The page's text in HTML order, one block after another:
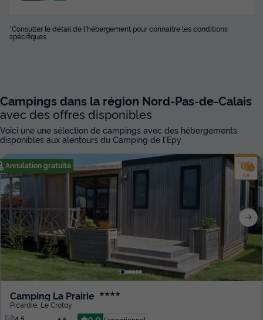
*Consulter le détail de l'hébergement pour connaitre les conditions
spécifiques
Campings dans la région Nord-Pas-de-Calais
avec des offres disponibles
Voici une une sélection de campings avec des hébergements
disponibles aux alentours du Camping de l'Epy
Annulation gratuite
Camping La Prairie ★★★★
Picardie Le Crotoy